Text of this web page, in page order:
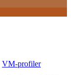
VM-profiler